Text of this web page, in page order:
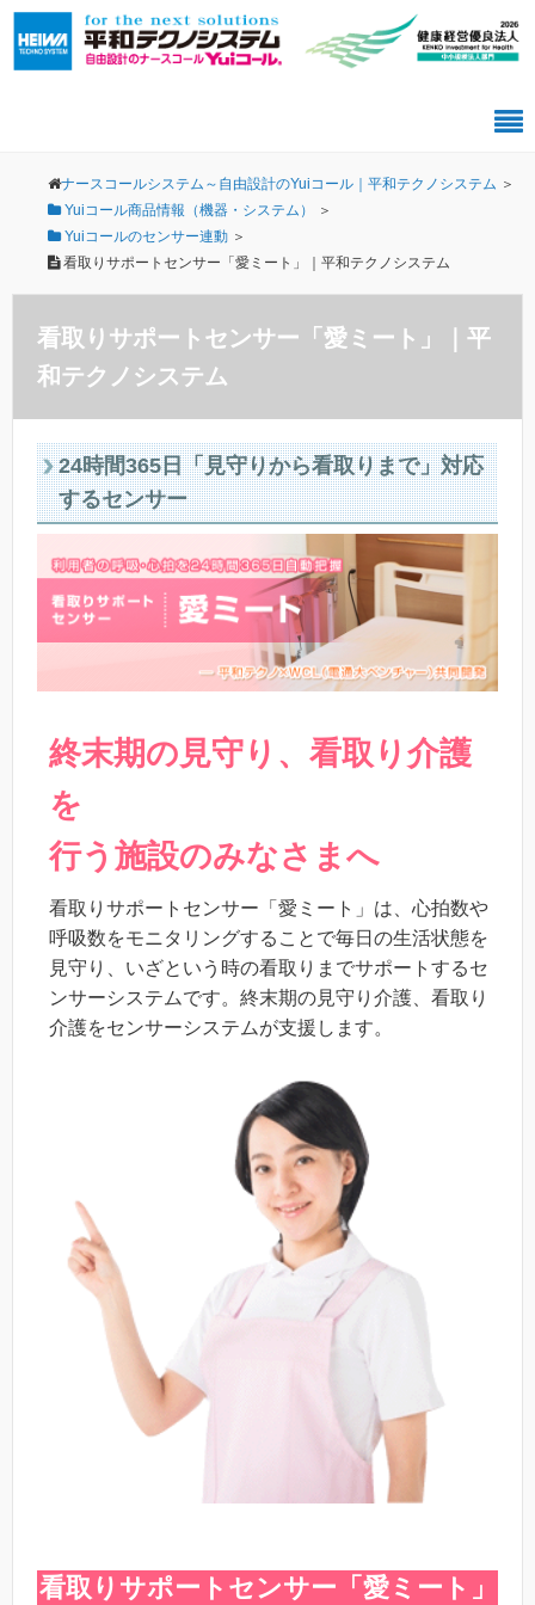
ナースコールシステム～自由設計のYuiコール｜平和テクノシステム ＞
Yuiコール商品情報（機器・システム）
＞
Yuiコールのセンサー連動 ＞
看取りサポートセンサー「愛ミート」｜平和テクノシステム
看取りサポートセンサー「愛ミート」｜平
和テクノシステム
24時間365日「見守りから看取りまで」対応
するセンサー
終末期の見守り、看取り介護
を
行う施設のみなさまへ
看取りサポートセンサー「愛ミート」は、心拍数や
呼吸数をモニタリングすることで毎日の生活状態を
見守り、いざという時の看取りまでサポートするセ
ンサーシステムです。終末期の見守り介護、看取り
介護をセンサーシステムが支援します。
看取りサポートセンサー「愛ミート」